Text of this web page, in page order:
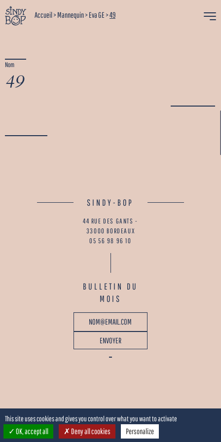
Accueil>Mannequin>Eva GE >49
Nom
49
SINDY-BOP
44 RUE DES GANTS -
33000 BORDEAUX
05 56 98 96 10
BULLETIN DU
MOIS
This site uses cookies and gives you control over what you want to activate
OK, accept all Deny all cookies Personalize